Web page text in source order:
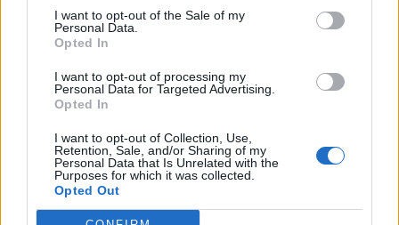
I want to opt-out of the Sale of my
Personal Data.
Opted In
I want to opt-out of processing my
Personal Data for Targeted Advertising.
Opted In
I want to opt-out of Collection, Use,
Retention, Sale, and/or Sharing of my
Personal Data that Is Unrelated with the
Purposes for which it was collected.
Opted Out
Φωτιά στα Αϊβαλιώτικα Βόλου
22:43
του Τραμπ στην Καλιφόρνια
Κόλπος του Άντεν: Πλήγμα των Χούθι σε τάνκερ της
Σαουδικής Αραβίας
Αδειοδωρόσημο Αυγούστου 2026: Πότε καταβάλλεται